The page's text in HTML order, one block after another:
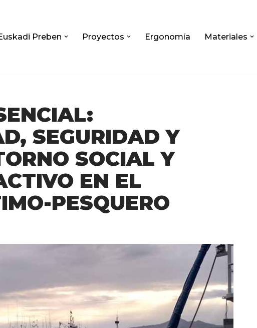
Preben Proyectos Ergonomía Materiales
SEGURIDAD Y
SOCIAL Y
EN EL
PESQUERO